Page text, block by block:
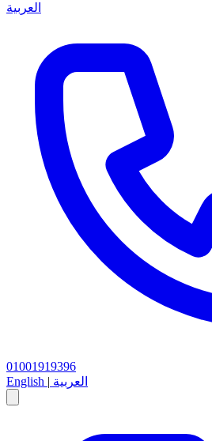
العربية
01001919396
English | العربية